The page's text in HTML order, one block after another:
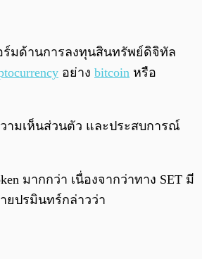
0:00 / 0:00
ร์มด้านการลงทุนสินทรัพย์ดิจิทัล
อย่าง bitcoin หรือ
ามเห็นส่วนตัว และประสบการณ์
มากกว่า เนื่องจากว่าทาง SET มี
ยปรมินทร์กล่าวว่า